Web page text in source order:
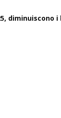
diminuiscono